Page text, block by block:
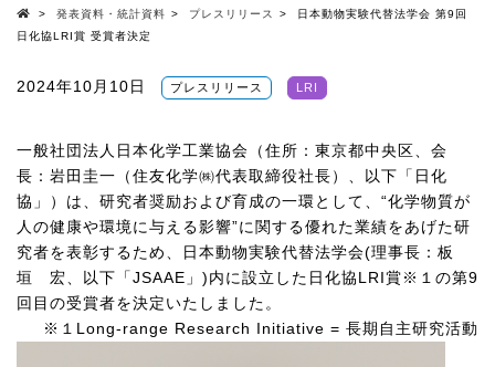
Top
> 発表資料・統計資料 > プレスリリース >
日本動物実験代替法学会 第9回
日化協LRI賞 受賞者決定
2024年10月10日 プレスリリース LRI
一般社団法人日本化学工業協会（住所：東京都中央区、会
長：岩田圭一（住友化学㈱代表取締役社長）、以下「日化
協」）は、研究者奨励および育成の一環として、“化学物質が
人の健康や環境に与える影響”に関する優れた業績をあげた研
究者を表彰するため、日本動物実験代替法学会(理事長：板
垣 宏、以下「JSAAE 」 )内に設立した日化協LRI賞※１の第9
回目の受賞者を決定いたしました。
※１ Long-range Research Initiative = 長期自主研究活動